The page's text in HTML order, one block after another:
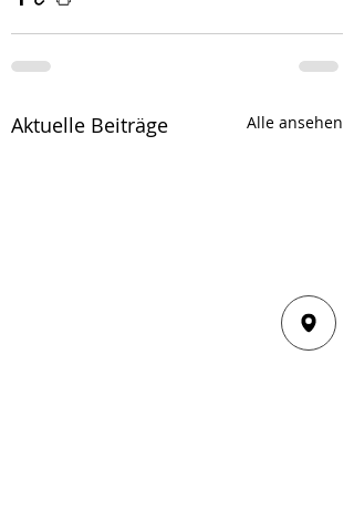
Aktuelle Beiträge Alle ansehen